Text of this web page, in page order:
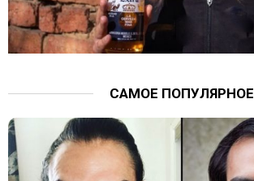
САМОЕ ПОПУЛЯРНОЕ